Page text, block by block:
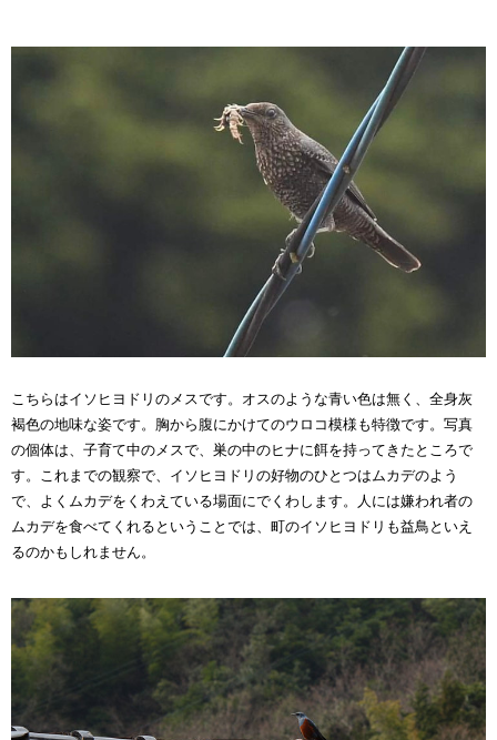
こちらはイソヒヨドリのメスです。オスのような青い色は無く、全身灰
褐色の地味な姿です。胸から腹にかけてのウロコ模様も特徴です。写真
の個体は、子育て中のメスで、巣の中のヒナに餌を持ってきたところで
す。これまでの観察で、イソヒヨドリの好物のひとつはムカデのよう
で、よくムカデをくわえている場面にでくわします。人には嫌われ者の
ムカデを食べてくれるということでは、町のイソヒヨドリも益鳥といえ
るのかもしれません。